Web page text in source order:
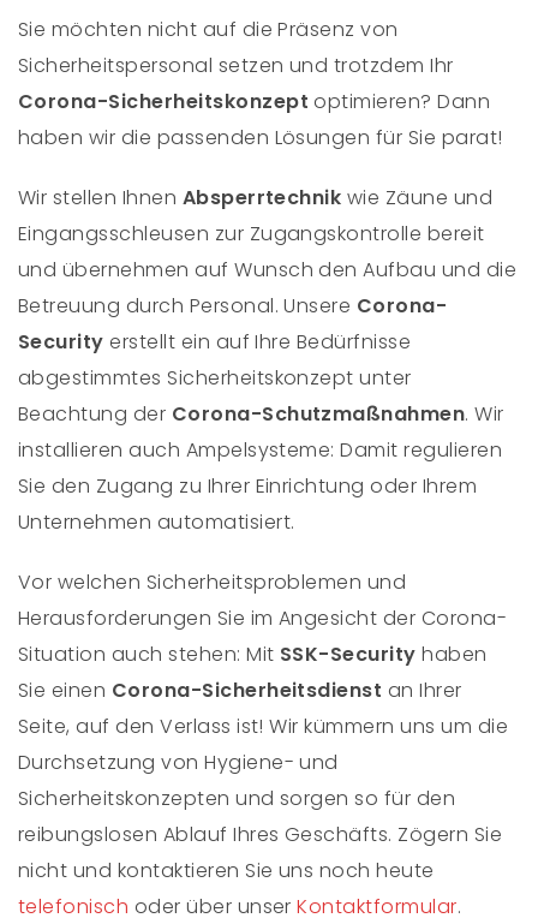
Sie möchten nicht auf die Präsenz von
Sicherheitspersonal setzen und trotzdem Ihr
Corona-Sicherheitskonzept optimieren? Dann
haben wir die passenden Lösungen für Sie parat!
Wir stellen Ihnen Absperrtechnik wie Zäune und
Eingangsschleusen zur Zugangskontrolle bereit
und übernehmen auf Wunsch den Aufbau und die
Betreuung durch Personal. Unsere Corona-
Security erstellt ein auf Ihre Bedürfnisse
abgestimmtes Sicherheitskonzept unter
Beachtung der Corona-Schutzmaßnahmen. Wir
installieren auch Ampelsysteme: Damit regulieren
Sie den Zugang zu Ihrer Einrichtung oder Ihrem
Unternehmen automatisiert.
Vor welchen Sicherheitsproblemen und
Herausforderungen Sie im Angesicht der Corona-
Situation auch stehen: Mit SSK-Security haben
Sie einen Corona-Sicherheitsdienst an Ihrer
Seite, auf den Verlass ist! Wir kümmern uns um die
Durchsetzung von Hygiene- und
Sicherheitskonzepten und sorgen so für den
reibungslosen Ablauf Ihres Geschäfts. Zögern Sie
nicht und kontaktieren Sie uns noch heute
telefonisch oder über unserKontaktformular.